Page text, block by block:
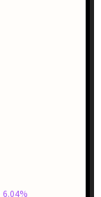
6.04%